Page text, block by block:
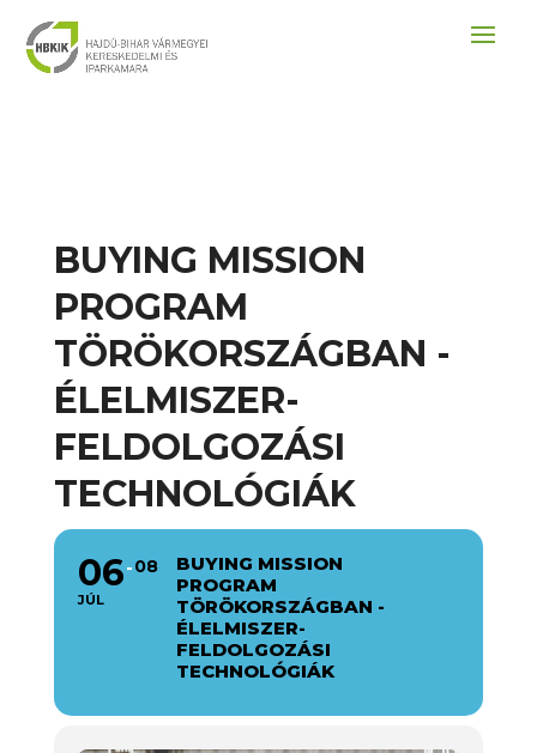
BUYING MISSION
PROGRAM
TÖRÖKORSZÁGBAN -
ÉLELMISZER-
FELDOLGOZÁSI
TECHNOLÓGIÁK
06
JÚL
08
BUYING MISSION
PROGRAM
TÖRÖKORSZÁGBAN -
ÉLELMISZER-
FELDOLGOZÁSI
TECHNOLÓGIÁK